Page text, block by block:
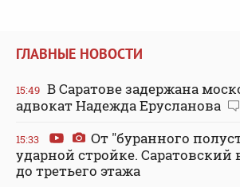
ГЛАВНЫЕ НОВОСТИ
15:49 В Саратове задержана
адвокат Надежда Ерусланова
15:33
От "буранного
ударной стройке. Саратовский
до третьего этажа